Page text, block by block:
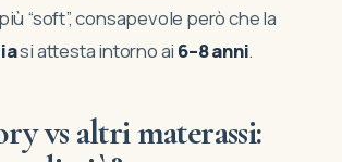
“soft”, consapevole però che la
si attesta intorno ai 6–8 anni.
vs altri materassi: